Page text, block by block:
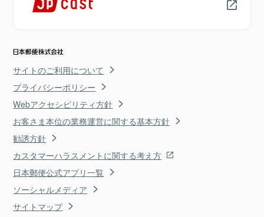
サイトのご利用について
プライバシーポリシー
Webアクセシビリティ方針
お客さま本位の業務運営に関する基本方針
勧誘方針
カスタマーハラスメントに関する考え方
日本郵便公式アプリ一覧
ソーシャルメディア
サイトマップ